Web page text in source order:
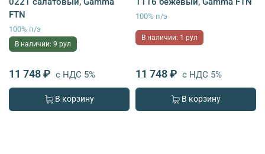
FTN
100% п/э
В наличии: 9 рул
11 748 ₽ с НДС 5%
В корзину
100% п/э
В наличии: 1 рул
11 748 ₽ с НДС 5%
В корзину